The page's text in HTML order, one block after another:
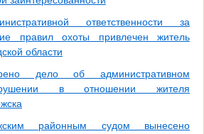
ответственности за
правил охоты привлечен житель
области
дело об административном
в отношении жителя
районным судом вынесено